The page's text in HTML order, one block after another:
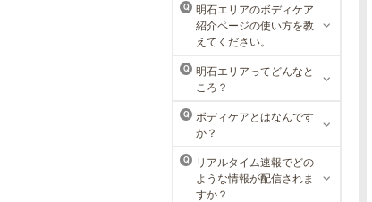
メンズリゼクリニック 神戸三
宮院
メンズリゼクリニックの永久脱毛が
全国で受けられます。多くの男性患
者様にご支持頂き、新宿1院から始
まったメンズリゼクリニックが、現
在では提携院含め全国10院を展開す
るクリニックになりました。
Q
明石エリアのボディケア
紹介ページの使い方を教
えてください。
Q
明石エリアってどんなと
ころ？
Q
ボディケアとはなんです
か？
Q
リアルタイム速報でどの
ような情報が配信されま
すか？